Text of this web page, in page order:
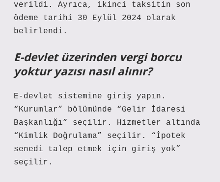
verildi. Ayrıca, ikinci taksitin son
ödeme tarihi 30 Eylül 2024 olarak
belirlendi.
E-devlet üzerinden vergi borcu
yoktur yazısı nasıl alınır?
E-devlet sistemine giriş yapın.
“Kurumlar” bölümünde “Gelir İdaresi
Başkanlığı” seçilir. Hizmetler altında
“Kimlik Doğrulama” seçilir. “İpotek
senedi talep etmek için giriş yok”
seçilir.